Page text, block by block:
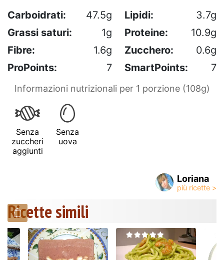
Carboidrati: 47.5g Lipidi:
3.7g
Grassi saturi:
1g Proteine:
10.9g
Fibre:
1.6g Zucchero:
0.6g
ProPoints:
7 SmartPoints: 7
Informazioni nutrizionali per 1 porzione (108g)
Senza
zuccheri
aggiunti
Senza
uova
Loriana
Ricette simili